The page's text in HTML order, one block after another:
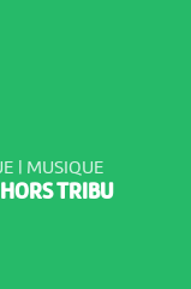
| MUSIQUE
TRIBU